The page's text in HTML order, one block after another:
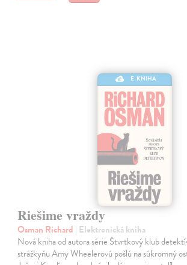
E-KNIHA
Riešime vraždy
Osman Richard | Elektronická kniha
Nová kniha od autora série Štvrtkový klub
strážkyňu Amy Wheelerovú pošlú na súkromný